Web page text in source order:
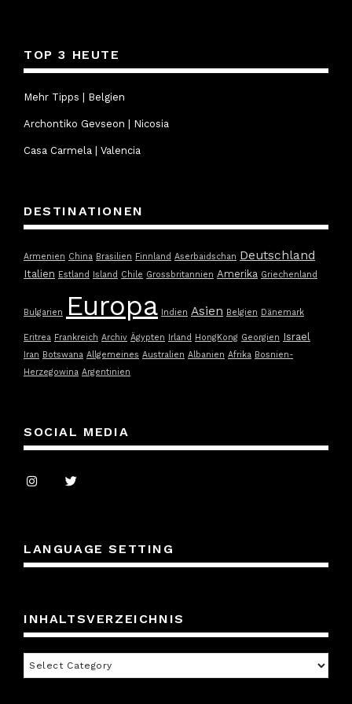
TOP 3 HEUTE
Mehr Tipps | Belgien
Archontiko Gevseon | Nicosia
Casa Carmela | Valencia
DESTINATIONEN
Armenien China Brasilien Finnland Aserbaidschan Deutschland
Italien Estland Island Chile Grossbritannien Amerika Griechenland
Bulgarien Europa Indien Asien Belgien Dänemark
Eritrea Frankreich Archiv Ägypten Irland HongKong Georgien Israel
Iran Botswana Allgemeines Australien Albanien Afrika Bosnien-
Herzegowina Argentinien
SOCIAL MEDIA
LANGUAGE SETTING
INHALTSVERZEICHNIS
Inhaltsverzeichnis